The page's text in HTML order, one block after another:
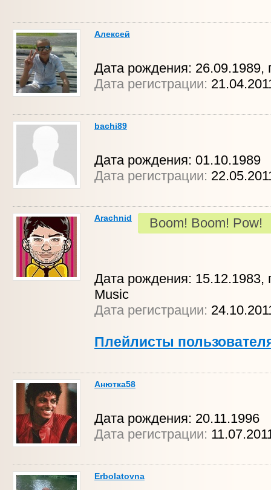
Алексей
Дата рождения: 26.09.1989,
Дата регистрации:
bachi89
Дата рождения: 01.10.1989
Дата регистрации:
Arachnid Boom! Boom! Pow!
Дата рождения: 15.12.1983,
Music
Дата регистрации:
Плейлисты
Анютка58
Дата рождения: 20.11.1996
Дата регистрации:
Erbolatovna